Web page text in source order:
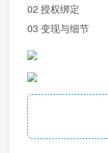
02 授权绑定
03 变现与细节